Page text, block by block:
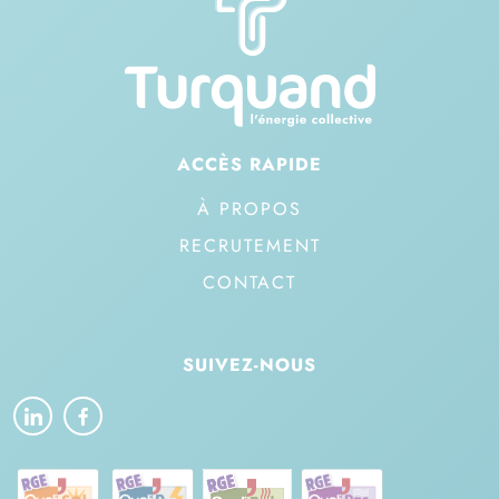
ACCÈS RAPIDE
À PROPOS
RECRUTEMENT
CONTACT
SUIVEZ-NOUS